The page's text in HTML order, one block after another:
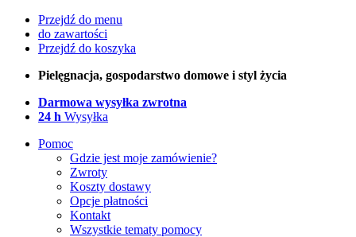
Przejdź do menu
do zawartości
Przejdź do koszyka
Pielęgnacja, gospodarstwo domowe i styl życia
Darmowa wysyłka zwrotna
24 h Wysyłka
Pomoc
Gdzie jest moje zamówienie?
Zwroty
Koszty dostawy
Opcje płatności
Kontakt
Wszystkie tematy pomocy